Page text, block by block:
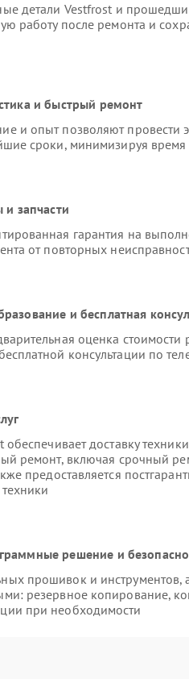
детали Vestfrost и
работу после ремонта и
и быстрый ремонт
и опыт позволяют провести
сроки, минимизируя время
и запчасти
гарантия на
от повторных
и бесплатная
оценка стоимости
консультации по
доставку
ремонт, включая срочный
предоставляется
решение и
прошивок и инструментов,
резервное копирование,
при необходимости